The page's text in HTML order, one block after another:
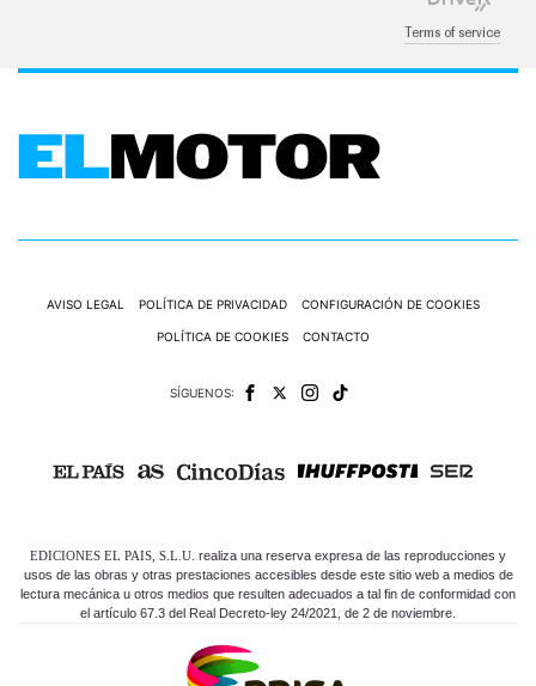
Terms of service
AVISO LEGAL POLÍTICA DE PRIVACIDAD CONFIGURACIÓN DE COOKIES
POLÍTICA DE COOKIES CONTACTO
SÍGUENOS:
EDICIONES EL PAIS, S.L.U. realiza una reserva expresa de las reproducciones y
usos de las obras y otras prestaciones accesibles desde este sitio web a medios de
lectura mecánica u otros medios que resulten adecuados a tal fin de conformidad con
el artículo 67.3 del Real Decreto-ley 24/2021, de 2 de noviembre.